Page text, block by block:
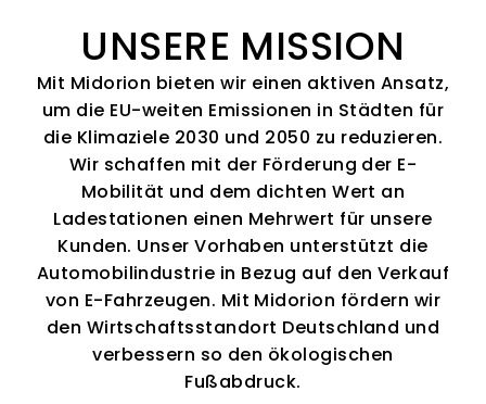
UNSERE MISSION
Mit Midorion bieten wir einen aktiven Ansatz,
um die EU-weiten Emissionen in Städten für
die Klimaziele 2030 und 2050 zu reduzieren.
Wir schaffen mit der Förderung der E-
Mobilität und dem dichten Wert an
Ladestationen einen Mehrwert für unsere
Kunden. Unser Vorhaben unterstützt die
Automobilindustrie in Bezug auf den Verkauf
von E-Fahrzeugen. Mit Midorion fördern wir
den Wirtschaftsstandort Deutschland und
verbessern so den ökologischen
Fußabdruck.